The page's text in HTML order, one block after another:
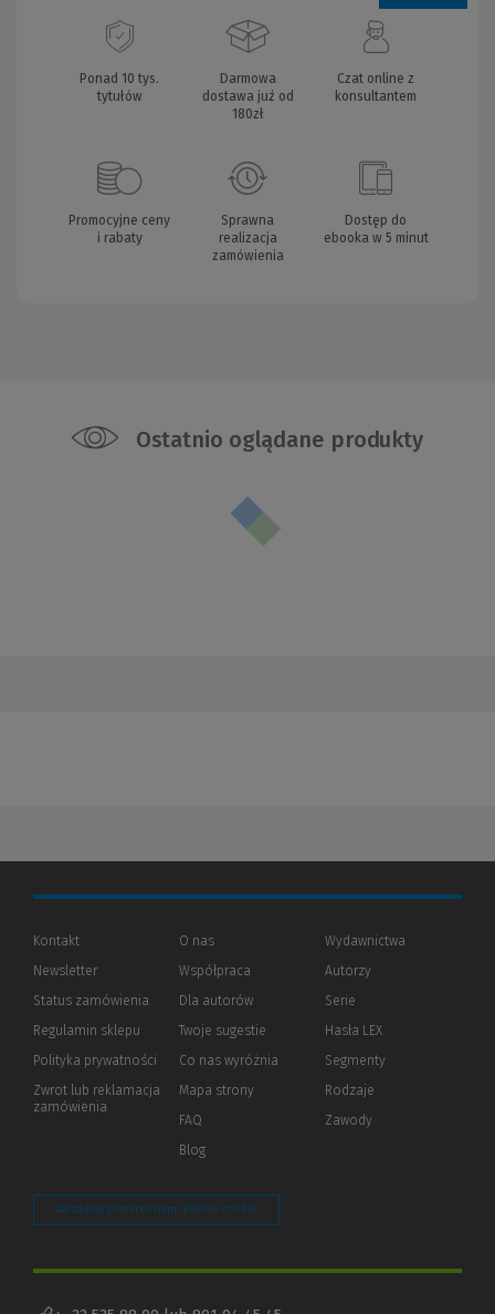
Ponad 10 tys.
tytułów
Darmowa
dostawa już od
180zł
Czat online z
konsultantem
Promocyjne ceny
i rabaty
Sprawna
realizacja
zamówienia
Dostęp do
ebooka w 5 minut
Ostatnio oglądane produkty
Kontakt
Newsletter
Status zamówienia
Regulamin sklepu
Polityka prywatności (Nowe
(Link
innej
Zwrot lub reklamacja
zamówienia
O nas
Współpraca
Dla autorów(Nowe
(Link
innej
Twoje sugestie
Co nas wyróżnia
Mapa strony
FAQ
Blog
Wydawnictwa
Autorzy
Serie
Hasła LEX
Segmenty
Rodzaje
Zawody
Zarządzaj preferencjami plików cookie